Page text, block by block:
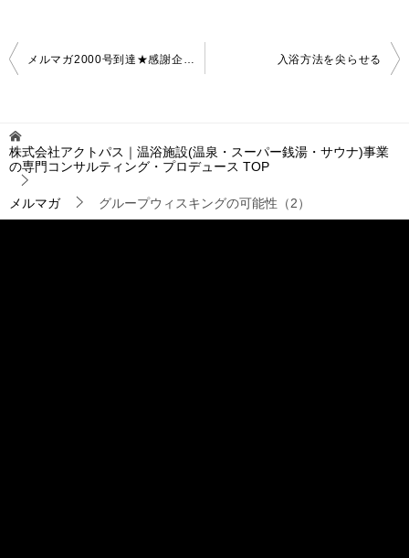
投
稿
ゲ
ー
シ
ョ
ン
メルマガ2000号到達★感謝企画・プレゼントキャンペーン実施します 入浴方法を尖らせる
株式会社アクトパス｜温浴施設(温泉・スーパー銭湯・サウナ)事業
の専門コンサルティング・プロデュース TOP
メルマガ グループウィスキングの可能性（2）